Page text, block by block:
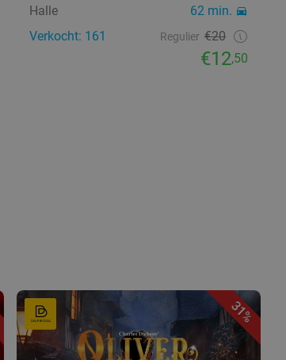
Halle
62 min.
Verkocht: 161
Regulier €20
€12,50
31%